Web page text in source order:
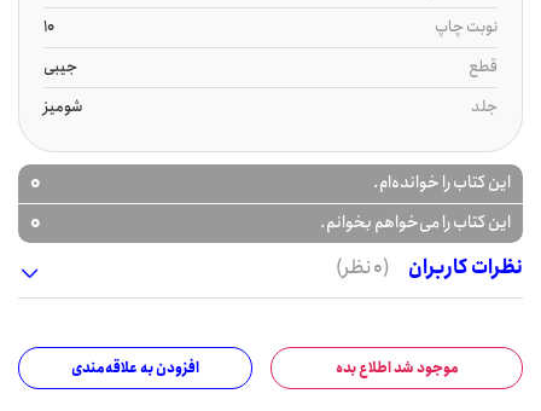
نوبت چاپ
10
قطع
جیبی
جلد
شومیز
این کتاب را خوانده‌ام. 0
این کتاب را می‌خواهم بخوانم.
0
نظرات کاربران
(0 نظر)
موجود شد اطلاع بده افزودن به علاقه‌مندی